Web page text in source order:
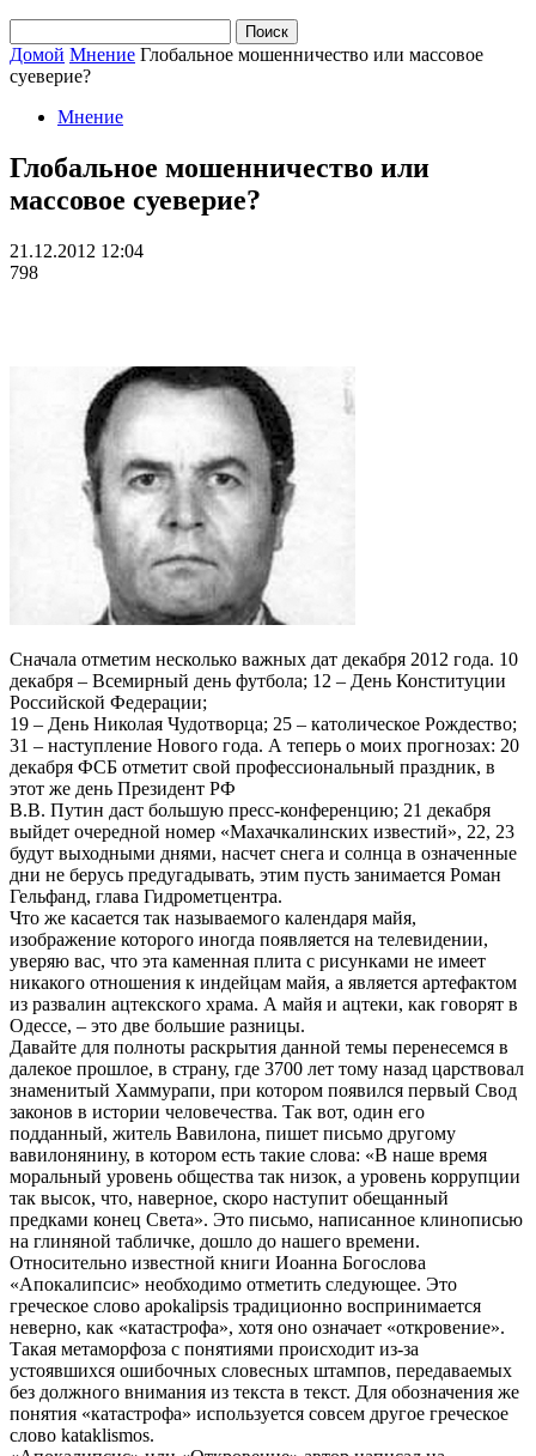
Домой Мнение Глобальное мошенничество или массовое
суеверие?
Мнение
Глобальное мошенничество или
массовое суеверие?
21.12.2012 12:04
798
Сначала отметим несколько важных дат декабря 2012 года. 10
декабря – Всемирный день футбола; 12 – День Конституции
Российской Федерации;
19 – День Николая Чудотворца; 25 – католическое Рождество;
31 – наступление Нового года. А теперь о моих прогнозах: 20
декабря ФСБ отметит свой профессиональный праздник, в
этот же день Президент РФ
В.В. Путин даст большую пресс-конференцию; 21 декабря
выйдет очередной номер «Махачкалинских известий», 22, 23
будут выходными днями, насчет снега и солнца в означенные
дни не берусь предугадывать, этим пусть занимается Роман
Гельфанд, глава Гидрометцентра.
Что же касается так называемого календаря майя,
изображение которого иногда появляется на телевидении,
уверяю вас, что эта каменная плита с рисунками не имеет
никакого отношения к индейцам майя, а является артефактом
из развалин ацтекского храма. А майя и ацтеки, как говорят в
Одессе, – это две большие разницы.
Давайте для полноты раскрытия данной темы перенесемся в
далекое прошлое, в страну, где 3700 лет тому назад царствовал
знаменитый Хаммурапи, при котором появился первый Свод
законов в истории человечества. Так вот, один его
подданный, житель Вавилона, пишет письмо другому
вавилонянину, в котором есть такие слова: «В наше время
моральный уровень общества так низок, а уровень коррупции
так высок, что, наверное, скоро наступит обещанный
предками конец Света». Это письмо, написанное клинописью
на глиняной табличке, дошло до нашего времени.
Относительно известной книги Иоанна Богослова
«Апокалипсис» необходимо отметить следующее. Это
греческое слово apokalipsis традиционно воспринимается
неверно, как «катастрофа», хотя оно означает «откровение».
Такая метаморфоза с понятиями происходит из-за
устоявшихся ошибочных словесных штампов, передаваемых
без должного внимания из текста в текст. Для обозначения же
понятия «катастрофа» используется совсем другое греческое
слово kataklismos.